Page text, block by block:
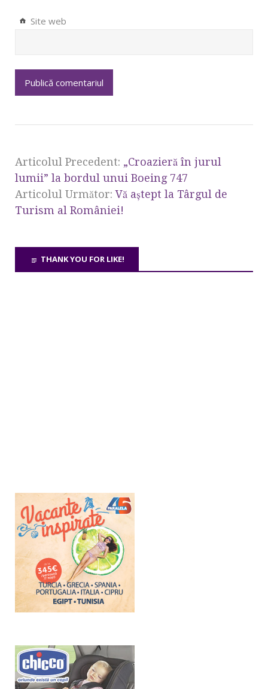
Site web
Articolul Precedent: „Croazieră în jurul
lumii” la bordul unui Boeing 747
Articolul Următor:Vă aştept la Târgul de
Turism al României!
THANK YOU FOR LIKE!